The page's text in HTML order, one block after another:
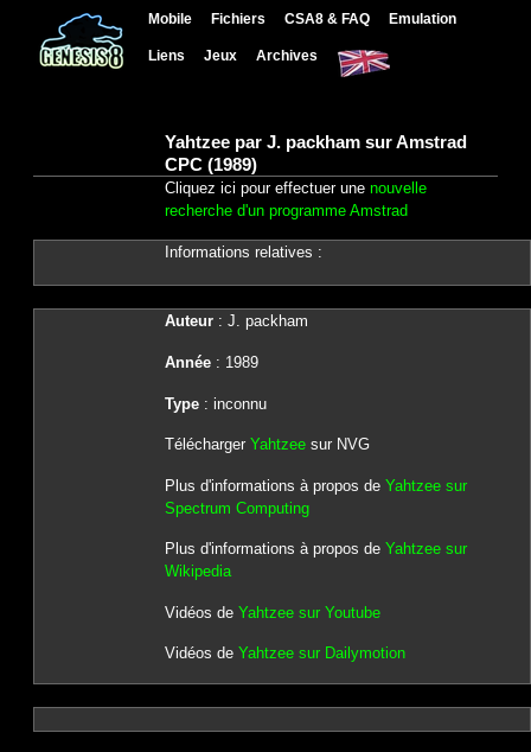
Mobile Fichiers CSA8 & FAQ Emulation
Liens Jeux Archives
Yahtzee par J. packham sur Amstrad
CPC (1989)
Cliquez ici pour effectuer une nouvelle
recherche d'un programme Amstrad
Informations relatives :
Auteur: J. packham
Année: 1989
Type: inconnu
Télécharger Yahtzeesur NVG
Plus d'informations à propos de Yahtzee sur
Spectrum Computing
Plus d'informations à propos de Yahtzee sur
Wikipedia
Vidéos de Yahtzee sur Youtube
Vidéos de Yahtzee sur Dailymotion